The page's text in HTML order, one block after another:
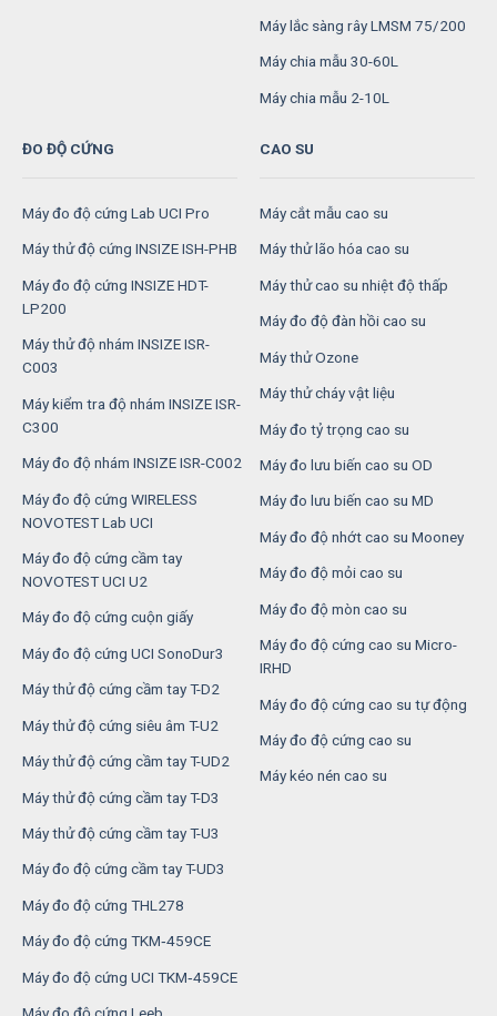
Máy lắc sàng rây LMSM 75/200
Máy chia mẫu 30-60L
Máy chia mẫu 2-10L
ĐO ĐỘ CỨNG
Máy đo độ cứng Lab UCI Pro
Máy thử độ cứng INSIZE ISH-PHB
Máy đo độ cứng INSIZE HDT-
LP200
Máy thử độ nhám INSIZE ISR-
C003
Máy kiểm tra độ nhám INSIZE ISR-
C300
Máy đo độ nhám INSIZE ISR-C002
Máy đo độ cứng WIRELESS
NOVOTEST Lab UCI
Máy đo độ cứng cầm tay
NOVOTEST UCI U2
Máy đo độ cứng cuộn giấy
Máy đo độ cứng UCI SonoDur3
Máy thử độ cứng cầm tay T-D2
Máy thử độ cứng siêu âm T-U2
Máy thử độ cứng cầm tay T-UD2
Máy thử độ cứng cầm tay T-D3
Máy thử độ cứng cầm tay T-U3
Máy đo độ cứng cầm tay T-UD3
Máy đo độ cứng THL278
Máy đo độ cứng TKM‑459CE
Máy đo độ cứng UCI TKM‑459CE
CAO SU
Máy cắt mẫu cao su
Máy thử lão hóa cao su
Máy thử cao su nhiệt độ thấp
Máy đo độ đàn hồi cao su
Máy thử Ozone
Máy thử cháy vật liệu
Máy đo tỷ trọng cao su
Máy đo lưu biến cao su OD
Máy đo lưu biến cao su MD
Máy đo độ nhớt cao su Mooney
Máy đo độ mỏi cao su
Máy đo độ mòn cao su
Máy đo độ cứng cao su Micro-
IRHD
Máy đo độ cứng cao su tự động
Máy đo độ cứng cao su
Máy kéo nén cao su